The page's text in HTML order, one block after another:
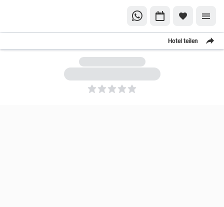
Hotel teilen
5